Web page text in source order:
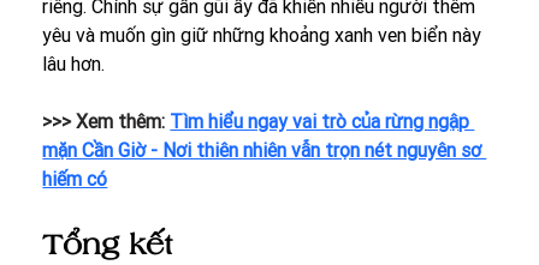
riêng. Chính sự gần gũi ấy đã khiến nhiều người thêm
yêu và muốn gìn giữ những khoảng xanh ven biển này
lâu hơn.
>>> Xem thêm: Tìm hiểu ngay vai trò của rừng ngập
mặn Cần Giờ - Nơi thiên nhiên vẫn trọn nét nguyên sơ
hiếm có
Tổng kết